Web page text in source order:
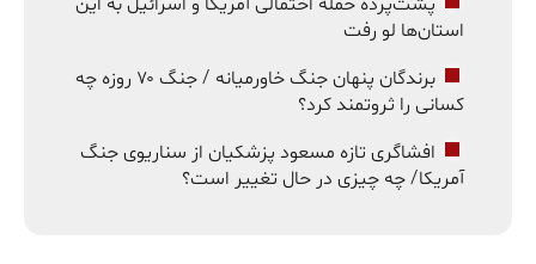
استان‌ها لو رفت
برندگان پنهان جنگ خاورمیانه / جنگ ۷۰ روزه چه
کسانی را ثروتمند کرد؟
افشاگری تازه مسعود پزشکیان از سناریوی جنگ
آمریکا/ چه چیزی در حال تغییر است؟